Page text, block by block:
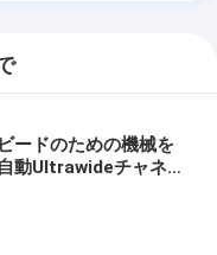
ードのための機械を
動Ultrawideチャネル